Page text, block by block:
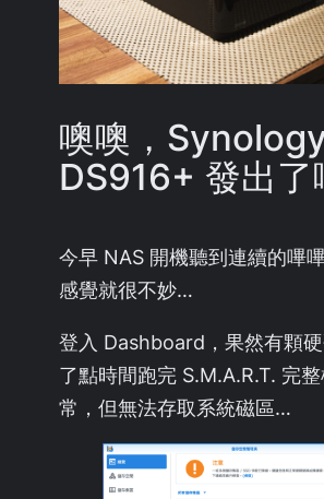
噢噢，
DS916+ 發出了
今早 NAS 開機聽到連續的嗶
感覺就很不妙…
登入 Dashboard，果然有顆
了點時間跑完 S.M.A.R.T. 完
常，但無法存取系統磁區…